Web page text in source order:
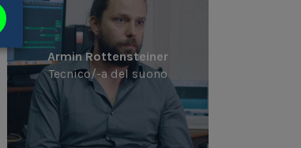
Armin Rottensteiner
Tecnico/-a del suono